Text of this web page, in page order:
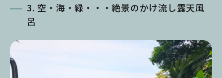
3. 空・海・緑・・・絶景のかけ流し露天風
呂